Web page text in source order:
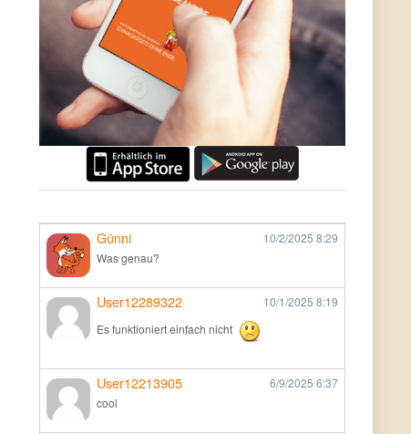
Günni 10/2/2025 8:29
Was genau?
User12289322 10/1/2025 8:19
Es funktioniert einfach nicht
User12213905 6/9/2025 6:37
cool